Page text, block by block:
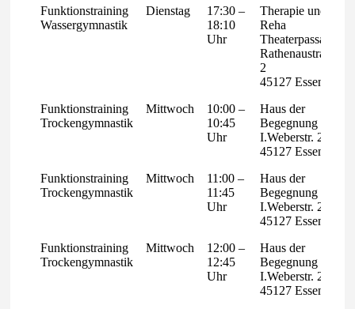
Funktionstraining
Wassergymnastik
Dienstag
17:30 –
18:10
Uhr
Therapie und
Reha
Theaterpassage
Rathenaustraße
2
45127 Essen
Funktionstraining
Trockengymnastik
Mittwoch
10:00 –
10:45
Uhr
Haus der
Begegnung
I.Weberstr. 28,
45127 Essen
Funktionstraining
Trockengymnastik
Mittwoch
11:00 –
11:45
Uhr
Haus der
Begegnung
I.Weberstr. 28,
45127 Essen
Funktionstraining
Trockengymnastik
Mittwoch
12:00 –
12:45
Uhr
Haus der
Begegnung
I.Weberstr. 28,
45127 Essen